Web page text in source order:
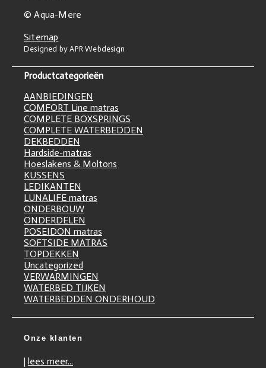
© Aqua-Mere
Sitemap
Designed by APR Webdesign
Productcategorieën
AANBIEDINGEN
COMFORT Line matras
COMPLETE BOXSPRINGS
COMPLETE WATERBEDDEN
DEKBEDDEN
Hardside-matras
Hoeslakens & Moltons
KUSSENS
LEDIKANTEN
LUNALIFE matras
ONDERBOUW
ONDERDELEN
POSEIDON matras
SOFTSIDE MATRAS
TOPDEKKEN
Uncategorized
VERWARMINGEN
WATERBED TIJKEN
WATERBEDDEN ONDERHOUD
Onze klanten
| lees meer...